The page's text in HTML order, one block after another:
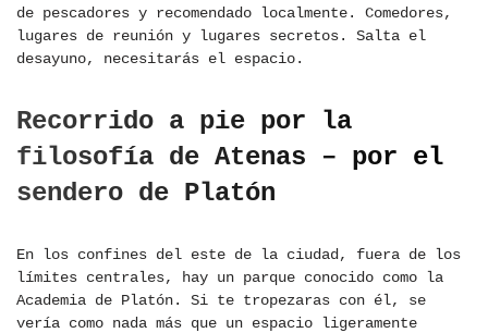
de pescadores y recomendado localmente. Comedores,
lugares de reunión y lugares secretos. Salta el
desayuno, necesitarás el espacio.
Recorrido a pie por la
filosofía de Atenas – por el
sendero de Platón
En los confines del este de la ciudad, fuera de los
límites centrales, hay un parque conocido como la
Academia de Platón. Si te tropezaras con él, se
vería como nada más que un espacio ligeramente